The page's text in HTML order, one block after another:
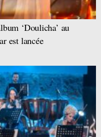
‘Doulicha’ au
est lancée